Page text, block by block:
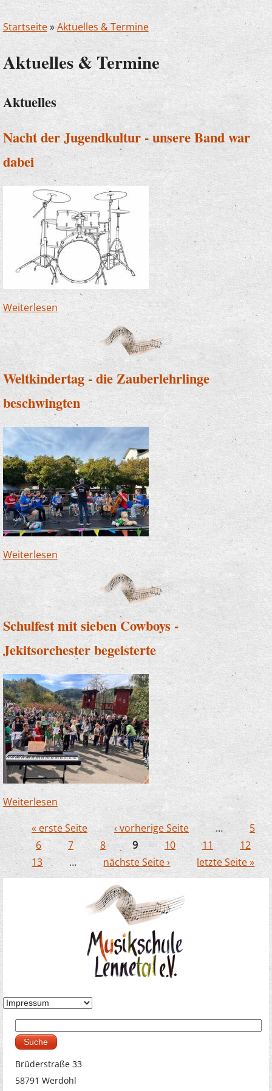
Startseite»Aktuelles & Termine
Aktuelles & Termine
Aktuelles
Nacht der Jugendkultur - unsere Band war
dabei
Weiterlesen über Nacht der Jugendkultur - unsere Band
war dabei
Weltkindertag - die Zauberlehrlinge
beschwingten
Weiterlesen über Weltkindertag - die Zauberlehrlinge
beschwingten
Schulfest mit sieben Cowboys -
Jekitsorchester begeisterte
Weiterlesen über Schulfest mit sieben Cowboys -
Jekitsorchester begeisterte
Seiten
« erste Seite ‹ vorherige Seite …
5
6
7 8 9 10 11
12
13
… nächste Seite › letzte Seite »
Suchformular
Brüderstraße 33
58791 Werdohl